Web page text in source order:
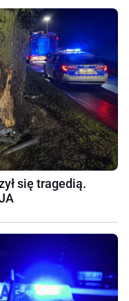
się tragedią.